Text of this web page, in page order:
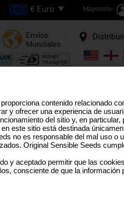
Mayoristas
EEUU SEMILLAS GRANEL TERPENOS DEL
Scout Cookies) x(OG Kush x Durban
contenido relacionado
y ofrecer una experiencia de
del sitio y, en particular,
este sitio está destinada
no es responsable del mal uso o
Original Sensible Seeds
y aceptado permitir que las
consciente de que la información